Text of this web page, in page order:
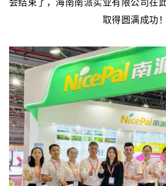
取得圆满成功！